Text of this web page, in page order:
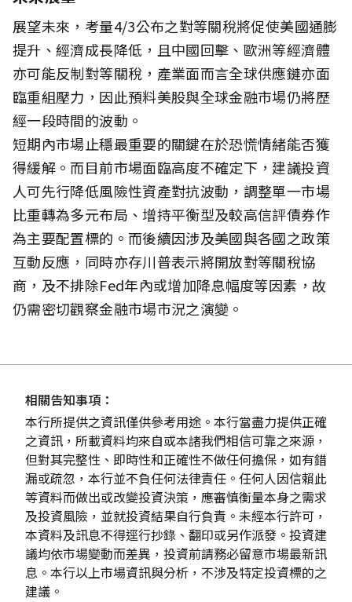
展望未來，考量4/3公布之對等關稅將促使美國通膨
提升、經濟成長降低，且中國回擊、歐洲等經濟體
亦可能反制對等關稅，產業面而言全球供應鏈亦面
臨重組壓力，因此預料美股與全球金融市場仍將歷
經一段時間的波動。
短期內市場止穩最重要的關鍵在於恐慌情緒能否獲
得緩解。而目前市場面臨高度不確定下，建議投資
人可先行降低風險性資產對抗波動，調整單一市場
比重轉為多元布局、增持平衡型及較高信評債券作
為主要配置標的。而後續因涉及美國與各國之政策
互動反應，同時亦存川普表示將開放對等關稅協
商，及不排除Fed年內或增加降息幅度等因素，故
仍需密切觀察金融市場市況之演變。
相關告知事項：
本行所提供之資訊僅供參考用途。本行當盡力提供正確
之資訊，所載資料均來自或本諸我們相信可靠之來源，
但對其完整性、即時性和正確性不做任何擔保，如有錯
漏或疏忽，本行並不負任何法律責任。任何人因信賴此
等資料而做出或改變投資決策，應審慎衡量本身之需求
及投資風險，並就投資結果自行負責。未經本行許可，
本資料及訊息不得逕行抄錄、翻印或另作派發。投資建
議均依市場變動而差異，投資前請務必留意市場最新訊
息。本行以上市場資訊與分析，不涉及特定投資標的之
建議。